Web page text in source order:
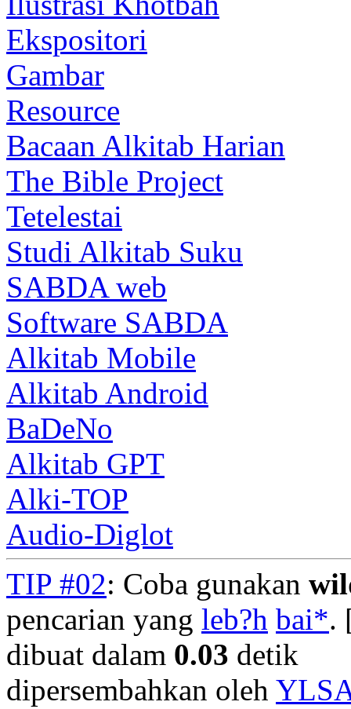
Ekspositori
Gambar
Resource
Bacaan Alkitab Harian
The Bible Project
Tetelestai
Studi Alkitab Suku
SABDA web
Software SABDA
Alkitab Mobile
Alkitab Android
BaDeNo
Alkitab GPT
Alki-TOP
Audio-Diglot
TIP #02: Coba gunakan
pencarian yang leb?h bai*.
dibuat dalam 0.03 detik
dipersembahkan oleh